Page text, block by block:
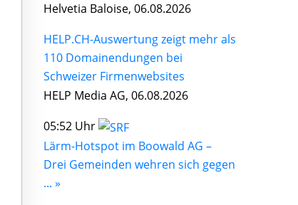
Helvetia Baloise, 06.08.2026
HELP.CH-Auswertung zeigt mehr als
110 Domainendungen bei
Schweizer Firmenwebsites
HELP Media AG, 06.08.2026
05:52 Uhr
Lärm-Hotspot im Boowald AG –
Drei Gemeinden wehren sich gegen
... »